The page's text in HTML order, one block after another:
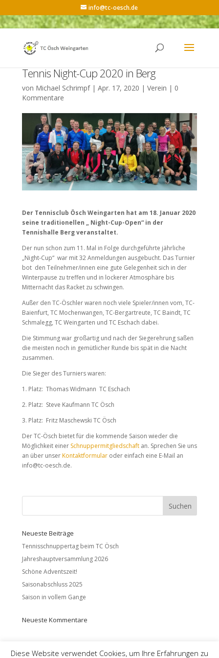
info@tc-oesch.de
Tennis Night-Cup 2020 in Berg
von Michael Schrimpf| Apr. 17, 2020 | Verein | 0
Kommentare
Der Tennisclub Ösch Weingarten hat am 18. Januar 2020
seine traditionellen „ Night-Cup-Open“ in der
Tennishalle Berg veranstaltet.
Der nun schon zum 11. Mal in Folge durchgeführte jährliche
„Night-Cup“ war mit 32 Anmeldungen ausgebucht. Das Turnier
bot den Teilnehmer/innen eine gute Gelegenheit sich in der
Winterpause zu treffen und in lockerer Atmosphäre bis
Mitternacht das Racket zu schwingen.
Außer den TC-Öschler waren noch viele Spieler/innen vom, TC-
Baienfurt, TC Mochenwangen, TC-Bergartreute, TC Baindt, TC
Schmalegg, TC Weingarten und TC Eschach dabei.
Die Stimmung war großartig und nach der Siegerehrung saßen
die meisten noch in gemütlicher Runde bis spät in die Nacht
zusammen.
Die Sieger des Turniers waren:
1. Platz: Thomas Widmann TC Eschach
2. Platz: Steve Kaufmann TC Ösch
3. Platz: Fritz Maschewski TC Ösch
Der TC-Ösch bietet für die kommende Saison wieder die
Möglichkeit einer Schnuppermitgliedschaftan. Sprechen Sie uns
an über unserKontaktformularoder einfach eine E-Mail an
info@tc-oesch.de.
Neueste Beiträge
Tennisschnuppertag beim TC Ösch
Jahreshauptversammlung 2026
Schöne Adventszeit!
Saisonabschluss 2025
Saison in vollem Gange
Neueste Kommentare
Diese Website verwendet Cookies, um Ihre Erfahrungen zu